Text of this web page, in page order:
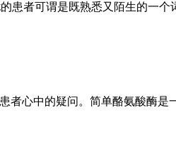
患者可谓是既熟悉又陌生的一
者心中的疑问。简单酪氨酸酶